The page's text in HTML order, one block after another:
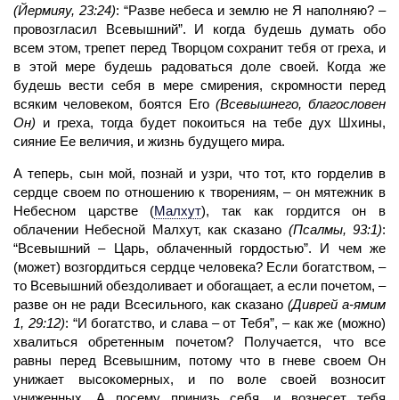
(Йермияу, 23:24): “Разве небеса и землю не Я наполняю? –
провозгласил Всевышний”. И когда будешь думать обо
всем этом, трепет перед Творцом сохранит тебя от греха, и
в этой мере будешь радоваться доле своей. Когда же
будешь вести себя в мере смирения, скромности перед
всяким человеком, боятся Его (Всевышнего, благословен
Он) и греха, тогда будет покоиться на тебе дух Шхины,
сияние Ее величия, и жизнь будущего мира.
А теперь, сын мой, познай и узри, что тот, кто горделив в
сердце своем по отношению к творениям, – он мятежник в
Небесном царстве (Малхут), так как гордится он в
облачении Небесной Малхут, как сказано (Псалмы, 93:1):
“Всевышний – Царь, облаченный гордостью”. И чем же
(может) возгордиться сердце человека? Если богатством, –
то Всевышний обездоливает и обогащает, а если почетом, –
разве он не ради Всесильного, как сказано (Диврей а-ямим
1, 29:12): “И богатство, и слава – от Тебя”, – как же (можно)
хвалиться обретенным почетом? Получается, что все
равны перед Всевышним, потому что в гневе своем Он
унижает высокомерных, и по воле своей возносит